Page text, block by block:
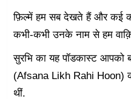
फ़िल्में हम सब देखते हैं और कई
कभी-कभी उनके नाम से हम
सुरभि का यह पॉडकास्ट आपको
(Afsana Likh Rahi Hoon)
थीं.